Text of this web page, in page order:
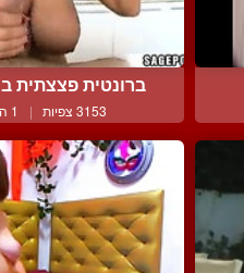
ברונטית פצצתית
3153 צפיות | 1 המלצות